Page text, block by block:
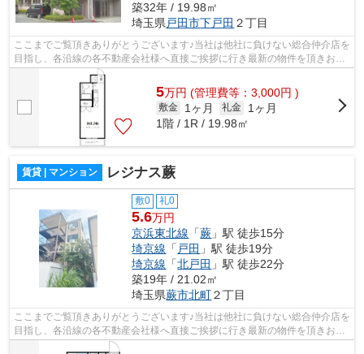
築32年 / 19.98㎡
埼玉県戸田市下戸田 ２丁目
ここまでご覧頂きありがとうございます♪当社は他社に負けない総合仲介店を
目指し、各沿線の各不動産会社様へ直接ご挨拶に行き最新の物件を頂きお客
様へ提供しております！最新の情報は...
5万円 (管理費等：3,000円 )
敷金 1ヶ月 礼金
1ヶ月
1階 / 1R / 19.98㎡
賃貸 | マンション レジナス蕨
敷0 礼0
5.6万円
京浜東北線 「蕨 」駅 徒歩15分
埼京線 「 戸田 」駅 徒歩19分
埼京線 「北戸田 」駅 徒歩22分
築19年 / 21.02㎡
埼玉県蕨市北町２丁目
ここまでご覧頂きありがとうございます♪当社は他社に負けない総合仲介店を
目指し、各沿線の各不動産会社様へ直接ご挨拶に行き最新の物件を頂きお客
様へ提供しております！最新の情報は...